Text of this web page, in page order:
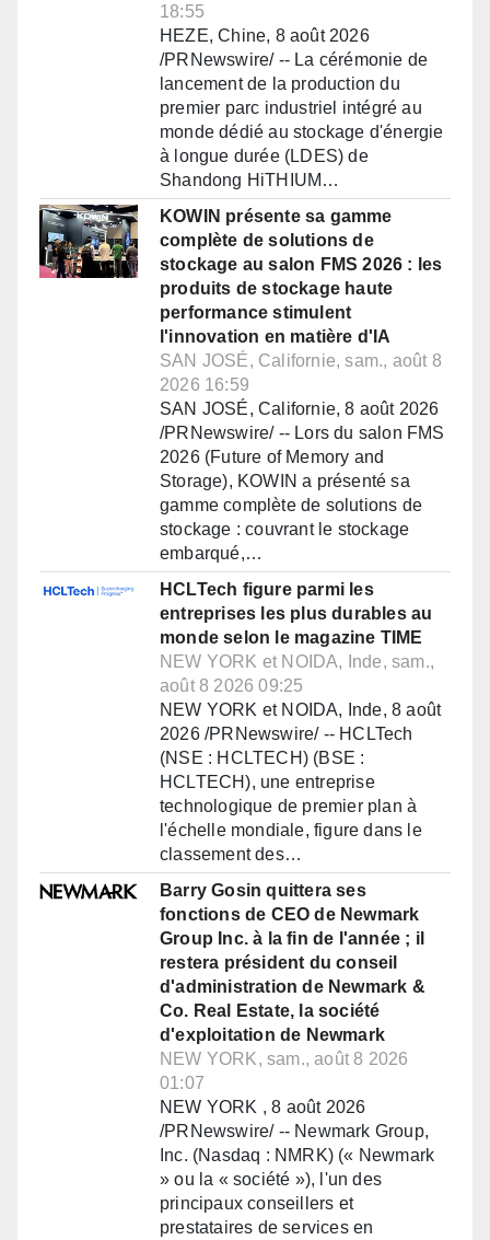
18:55
HEZE, Chine, 8 août 2026
/PRNewswire/ -- La cérémonie de
lancement de la production du
premier parc industriel intégré au
monde dédié au stockage d'énergie
à longue durée (LDES) de
Shandong HiTHIUM…
KOWIN présente sa gamme
complète de solutions de
stockage au salon FMS 2026 : les
produits de stockage haute
performance stimulent
l'innovation en matière d'IA
SAN JOSÉ, Californie, sam., août 8
2026 16:59
SAN JOSÉ, Californie, 8 août 2026
/PRNewswire/ -- Lors du salon FMS
2026 (Future of Memory and
Storage), KOWIN a présenté sa
gamme complète de solutions de
stockage : couvrant le stockage
embarqué,…
HCLTech figure parmi les
entreprises les plus durables au
monde selon le magazine TIME
NEW YORK et NOIDA, Inde, sam.,
août 8 2026 09:25
NEW YORK et NOIDA, Inde, 8 août
2026 /PRNewswire/ -- HCLTech
(NSE : HCLTECH) (BSE :
HCLTECH), une entreprise
technologique de premier plan à
l'échelle mondiale, figure dans le
classement des…
Barry Gosin quittera ses
fonctions de CEO de Newmark
Group Inc. à la fin de l'année ; il
restera président du conseil
d'administration de Newmark &
Co. Real Estate, la société
d'exploitation de Newmark
NEW YORK, sam., août 8 2026
01:07
NEW YORK , 8 août 2026
/PRNewswire/ -- Newmark Group,
Inc. (Nasdaq : NMRK) (« Newmark
» ou la « société »), l'un des
principaux conseillers et
prestataires de services en